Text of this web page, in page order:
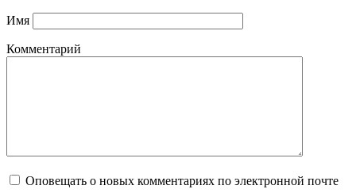
Имя
Комментарий
Оповещать о новых комментариях по электронной почте